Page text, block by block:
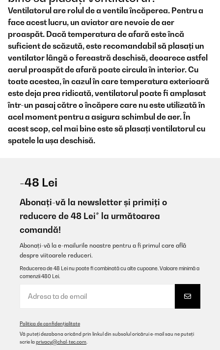
Ventilatorul are rolul de a ventila încăperea. Pentru a
face acest lucru, un aviator are nevoie de aer
proaspăt. Dacă temperatura de afară este încă
suficient de scăzută, este recomandabil să plasați un
ventilator lângă o fereastră deschisă, deoarece astfel
aerul proaspăt de afară poate circula în interior. Cu
toate acestea, în cazul în care temperatura exterioară
este deja prea ridicată, ventilatorul poate fi amplasat
într-un pasaj către o încăpere care nu este utilizată în
acel moment pentru a asigura schimbul de aer. În
acest scop, cel mai bine este să plasați ventilatorul cu
spatele la ușa deschisă.
-48 Lei
Abonați-vă la newsletter și primiți o
reducere de 48 Lei* la următoarea
comandă!
Abonați-vă la e-mailurile noastre pentru a fi primul care află
despre viitoarele reduceri.
Reducerea de 48 Lei nu poate fi combinată cu alte cupoane. Valoare minimă a
comenzii 480 Lei.
Politica de confidențialitate
Vă puteți dezabona oricând prin linkul din subsolul oricărui e-mail sau ne puteți
scrie la privacy@chal-tec.com